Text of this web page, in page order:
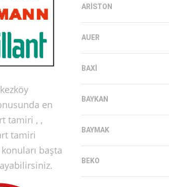
en
tamiri , ,
tamiri
başta
ARISTON
AUER
BAXI
BAYKAN
BAYMAK
BEKO